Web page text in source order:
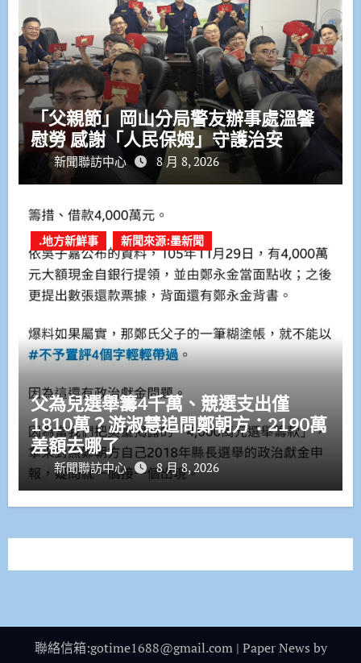
「父親節」岡山分局警友辦事處溫馨
慰勞 感謝「人民保姆」守護治安
新聞聯訪中心 8 月 8, 2026
.地方新鮮事 新聞來源:墨新聞
父為兒選舉籌4千萬、競選支出僅
1810萬？游淑慧追問鄭朝方：2190萬
差額去哪了
新聞聯訪中心 8 月 8, 2026
聯絡信箱:gotime1688@gmail.com | Paper News by